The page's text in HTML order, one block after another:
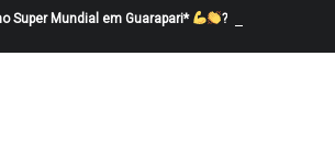
Super Mundial em Guarapari* ?